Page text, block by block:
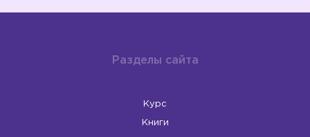
Разделы сайта
Курс
Книги